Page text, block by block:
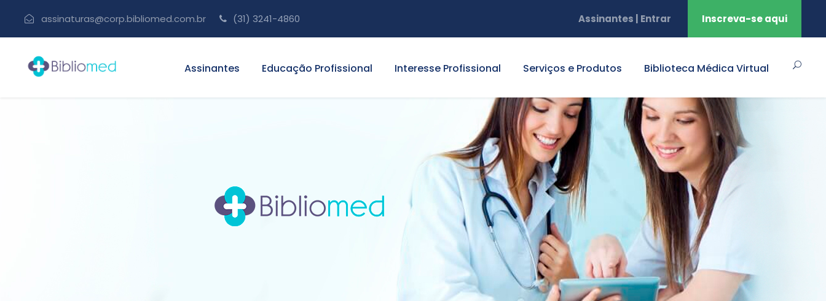
assinaturas@corp.bibliomed.com.br (31) 3241-4860 Assinantes | Entrar Inscreva-se aqui
Assinantes Educação Profissional Interesse Profissional Serviços e Produtos Biblioteca Médica Virtual